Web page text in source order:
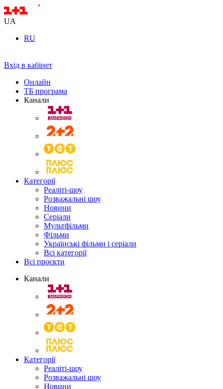
UA
RU
Вхід в кабінет
Онлайн
ТБ програма
Канали
Категорії
Реаліті-шоу
Розважальні шоу
Новини
Серіали
Мультфільми
Фільми
Українські фільми і серіали
Всі категорії
Всі проєкти
Канали
Категорії
Реаліті-шоу
Розважальні шоу
Новини